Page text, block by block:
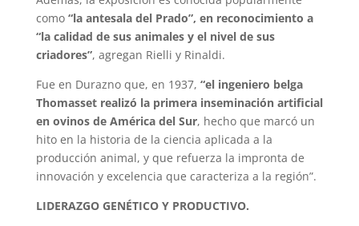
como “la antesala del Prado”, en reconocimiento a
“la calidad de sus animales y el nivel de sus
criadores”, agregan Rielli y Rinaldi.
Fue en Durazno que, en 1937, “el ingeniero belga
Thomasset realizó la primera inseminación artificial
en ovinos de América del Sur, hecho que marcó un
hito en la historia de la ciencia aplicada a la
producción animal, y que refuerza la impronta de
innovación y excelencia que caracteriza a la región”.
LIDERAZGO GENÉTICO Y PRODUCTIVO.